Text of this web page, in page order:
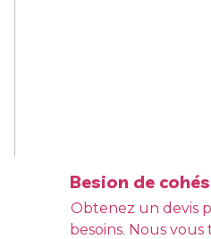
Besion de
Obtenez un devis
besoins. Nous